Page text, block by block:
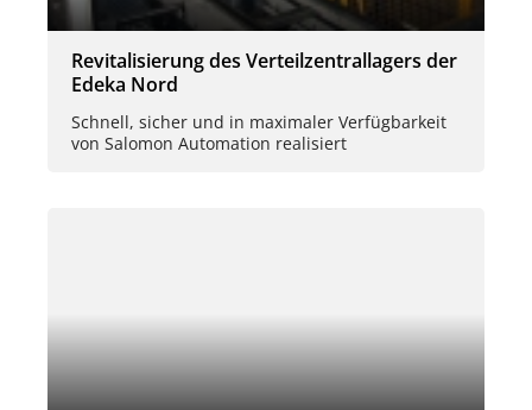
Revitalisierung des Verteilzentrallagers der
Edeka Nord
Schnell, sicher und in maximaler Verfügbarkeit
von Salomon Automation realisiert